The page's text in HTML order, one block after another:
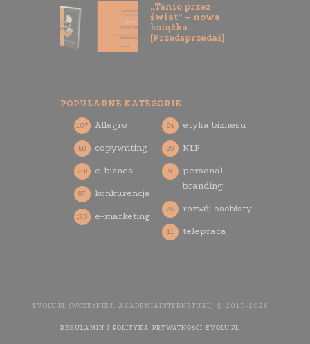
„Tanio przez
świat” – nowa
książka
[Przedsprzedaż]
POPULARNE KATEGORIE
Allegro
107
copywriting
60
e-biznes
268
konkurencja
97
e-marketing
170
etyka biznesu
94
NLP
29
personal
branding
9
rozwój osobisty
26
telepraca
11
EVOLU.PL (WCZEŚNIEJ: AKADEMIAINTERNETU.PL) © 2010-2026
REGULAMIN I POLITYKA PRYWATNOŚCI EVOLU.PL